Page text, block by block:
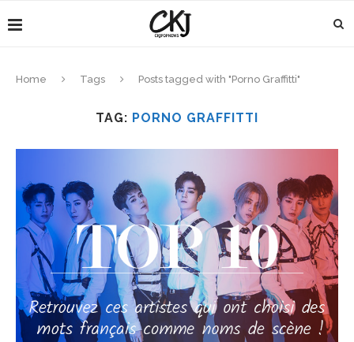
Home Tags Posts tagged with "Porno Graffitti"
TAG: PORNO GRAFFITTI